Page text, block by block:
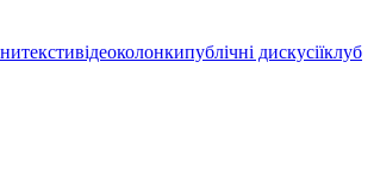
текстивідеоколонкипублічні дискусіїклуб